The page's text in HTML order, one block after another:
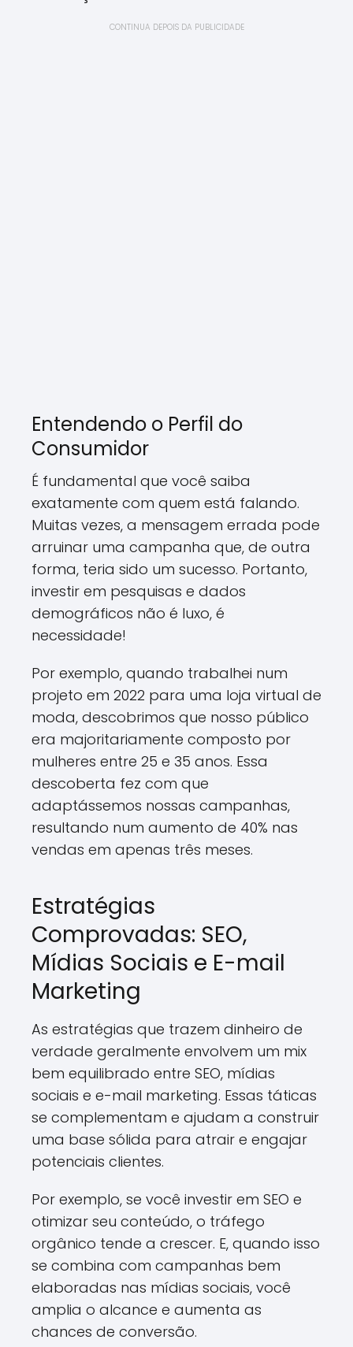
CONTINUA DEPOIS DA PUBLICIDADE
Entendendo o Perfil do
Consumidor
É fundamental que você saiba
exatamente com quem está falando.
Muitas vezes, a mensagem errada pode
arruinar uma campanha que, de outra
forma, teria sido um sucesso. Portanto,
investir em pesquisas e dados
demográficos não é luxo, é
necessidade!
Por exemplo, quando trabalhei num
projeto em 2022 para uma loja virtual de
moda, descobrimos que nosso público
era majoritariamente composto por
mulheres entre 25 e 35 anos. Essa
descoberta fez com que
adaptássemos nossas campanhas,
resultando num aumento de 40% nas
vendas em apenas três meses.
Estratégias
Comprovadas: SEO,
Mídias Sociais e E-mail
Marketing
As estratégias que trazem dinheiro de
verdade geralmente envolvem um mix
bem equilibrado entre SEO, mídias
sociais e e-mail marketing. Essas táticas
se complementam e ajudam a construir
uma base sólida para atrair e engajar
potenciais clientes.
Por exemplo, se você investir em SEO e
otimizar seu conteúdo, o tráfego
orgânico tende a crescer. E, quando isso
se combina com campanhas bem
elaboradas nas mídias sociais, você
amplia o alcance e aumenta as
chances de conversão.